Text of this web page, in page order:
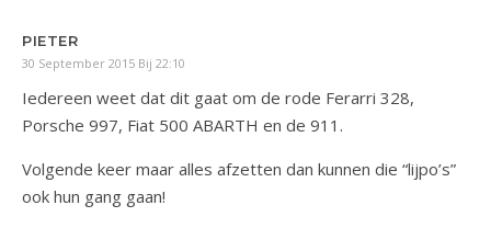
PIETER
30 September 2015 Bij 22:10
Iedereen weet dat dit gaat om de rode Ferarri 328,
Porsche 997, Fiat 500 ABARTH en de 911.
Volgende keer maar alles afzetten dan kunnen die “lijpo’s”
ook hun gang gaan!